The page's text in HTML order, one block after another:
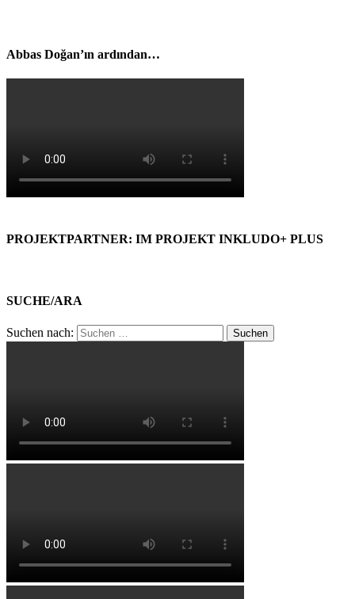
Abbas Doğan’ın ardından…
PROJEKTPARTNER: IM PROJEKT INKLUDO+ PLUS
SUCHE/ARA
Suchen nach: